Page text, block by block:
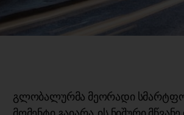
გლობალურმა მეორადი